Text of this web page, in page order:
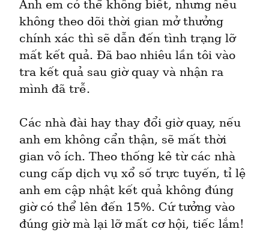
Anh em có thể không biết, nhưng nếu
không theo dõi thời gian mở thưởng
chính xác thì sẽ dẫn đến tình trạng lỡ
mất kết quả. Đã bao nhiêu lần tôi vào
tra kết quả sau giờ quay và nhận ra
mình đã trễ.
Các nhà đài hay thay đổi giờ quay, nếu
anh em không cẩn thận, sẽ mất thời
gian vô ích. Theo thống kê từ các nhà
cung cấp dịch vụ xổ số trực tuyến, tỉ lệ
anh em cập nhật kết quả không đúng
giờ có thể lên đến 15%. Cứ tưởng vào
đúng giờ mà lại lỡ mất cơ hội, tiếc lắm!